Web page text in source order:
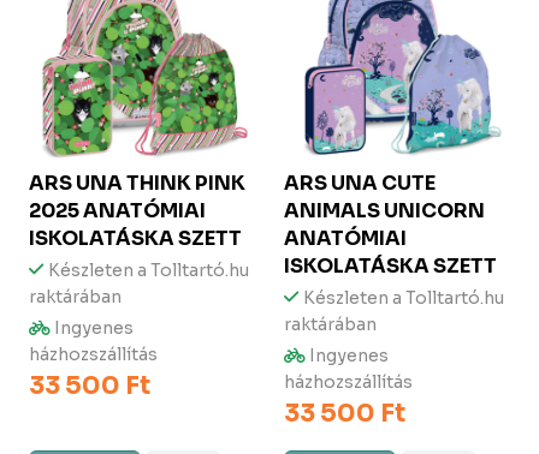
ARS UNATHINK PINK
2025 ANATÓMIAI
ISKOLATÁSKA SZETT
Készleten a Tolltartó.hu
raktárában
Ingyenes
házhozszállítás
33 500 Ft
ARS UNACUTE
ANIMALS UNICORN
ANATÓMIAI
ISKOLATÁSKA SZETT
Készleten a Tolltartó.hu
raktárában
Ingyenes
házhozszállítás
33 500 Ft